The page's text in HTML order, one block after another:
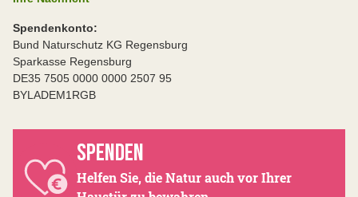
Spendenkonto:
Bund Naturschutz KG Regensburg
Sparkasse Regensburg
DE35 7505 0000 0000 2507 95
BYLADEM1RGB
SPENDEN
Helfen Sie, die Natur auch vor Ihrer